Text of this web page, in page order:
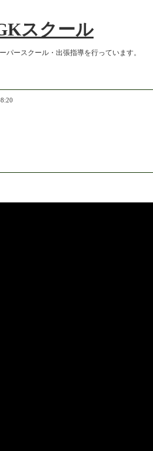
スクール
パースクール・出張指導を行っています。